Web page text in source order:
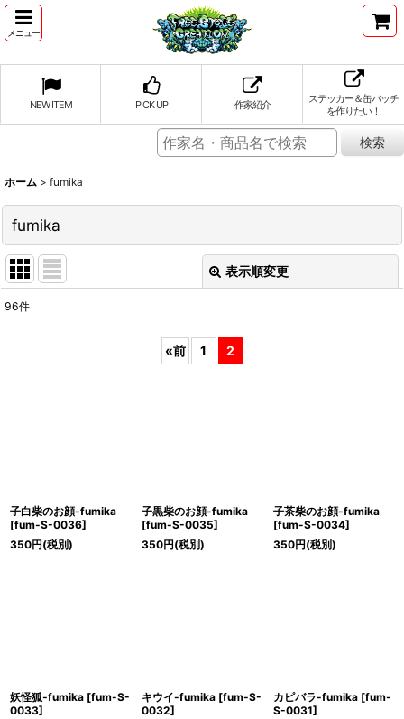
メニュー
NEW ITEM PICK UP 作家紹介
ステッカー＆缶バッチ
を作りたい！
ホーム > fumika
fumika
表示順変更
96件
«前 1 2
子白柴のお顔-fumika
[fum-S-0036]
350円(税別)
子黒柴のお顔-fumika
[fum-S-0035]
350円(税別)
子茶柴のお顔-fumika
[fum-S-0034]
350円(税別)
妖怪狐-fumika [fum-S-
0033]
キウイ-fumika [fum-S-
0032]
カピバラ-fumika [fum-
S-0031]